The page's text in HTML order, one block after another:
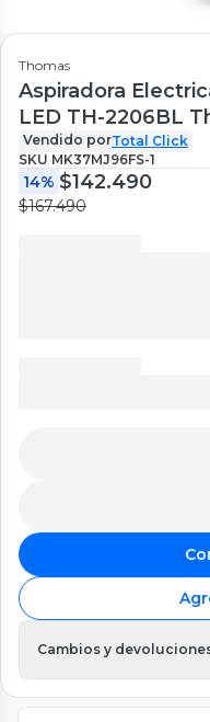
Thomas
Aspiradora
LED TH-2206BL
Vendido porTotal Click
SKU MK37MJ96FS-1
14% $142.490
$167.490
Cambios y